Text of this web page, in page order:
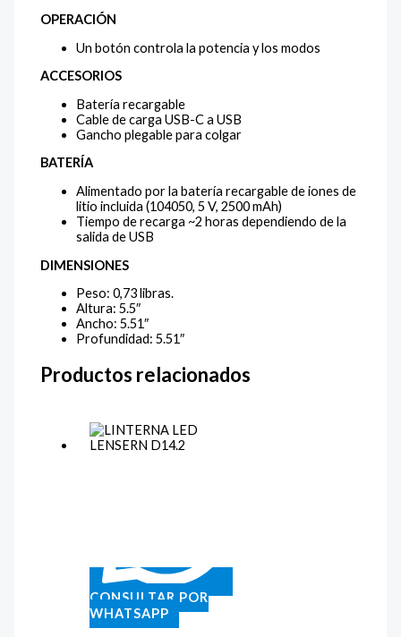
OPERACIÓN
Un botón controla la potencia y los modos
ACCESORIOS
Batería recargable
Cable de carga USB-C a USB
Gancho plegable para colgar
BATERÍA
Alimentado por la batería recargable de iones de
litio incluida (104050, 5 V, 2500 mAh)
Tiempo de recarga ~2 horas dependiendo de la
salida de USB
DIMENSIONES
Peso: 0,73 libras.
Altura: 5.5″
Ancho: 5.51″
Profundidad: 5.51″
Productos relacionados
CONSULTAR POR
WHATSAPP